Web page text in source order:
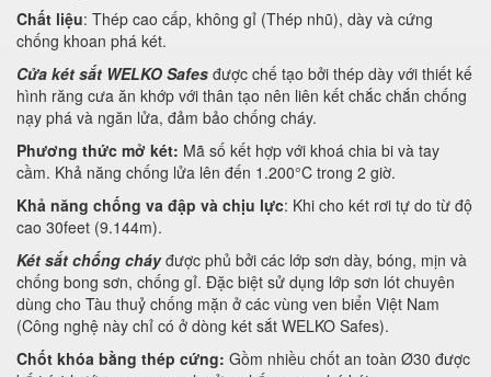
Chất liệu: Thép cao cấp, không gỉ (Thép nhũ), dày và cứng
chống khoan phá két.
Cửa két sắt WELKO Safes được chế tạo bởi thép dày với thiết kế
hình răng cưa ăn khớp với thân tạo nên liên kết chắc chắn chống
nạy phá và ngăn lửa, đảm bảo chống cháy.
Phương thức mở két: Mã số kết hợp với khoá chia bi và tay
cầm. Khả năng chống lửa lên đến 1.200°C trong 2 giờ.
Khả năng chống va đập và chịu lực: Khi cho két rơi tự do từ độ
cao 30feet (9.144m).
Két sắt chống cháyđược phủ bởi các lớp sơn dày, bóng, mịn và
chống bong sơn, chống gỉ. Đặc biệt sử dụng lớp sơn lót chuyên
dùng cho Tàu thuỷ chống mặn ở các vùng ven biển Việt Nam
(Công nghệ này chỉ có ở dòng két sắt WELKO Safes).
Chốt khóa bằng thép cứng: Gồm nhiều chốt an toàn Ø30 được